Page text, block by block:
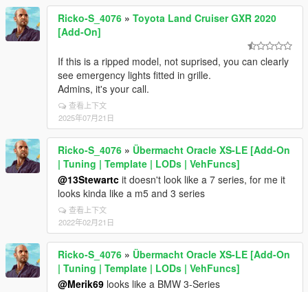
Ricko-S_4076 » Toyota Land Cruiser GXR 2020
[Add-On]
If this is a ripped model, not suprised, you can clearly
see emergency lights fitted in grille.
Admins, it's your call.
查看上下文
2025年07月21日
Ricko-S_4076 » Übermacht Oracle XS-LE [Add-On
| Tuning | Template | LODs | VehFuncs]
@13Stewartc it doesn't look like a 7 series, for me it
looks kinda like a m5 and 3 series
查看上下文
2022年02月21日
Ricko-S_4076 » Übermacht Oracle XS-LE [Add-On
| Tuning | Template | LODs | VehFuncs]
@Merik69 looks like a BMW 3-Series